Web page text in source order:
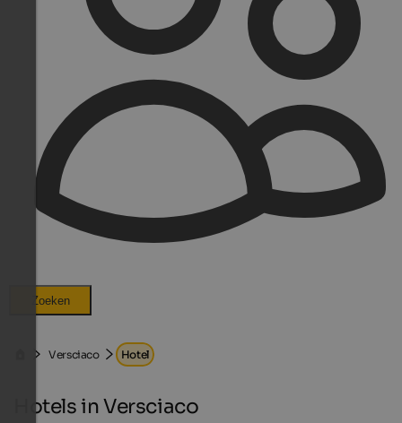
Zoeken
Versciaco Hotel
Hotels in Versciaco